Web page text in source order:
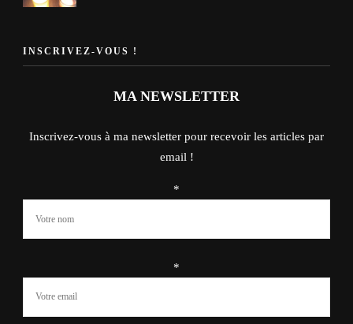
INSCRIVEZ-VOUS !
MA NEWSLETTER
Inscrivez-vous à ma newsletter pour recevoir les articles par
email !
*
*